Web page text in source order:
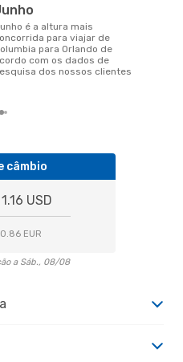
junho
para viajar de
para Orlando de
com os dados de
dos nossos clientes
câmbio
USD
EUR
a Sáb., 08/08